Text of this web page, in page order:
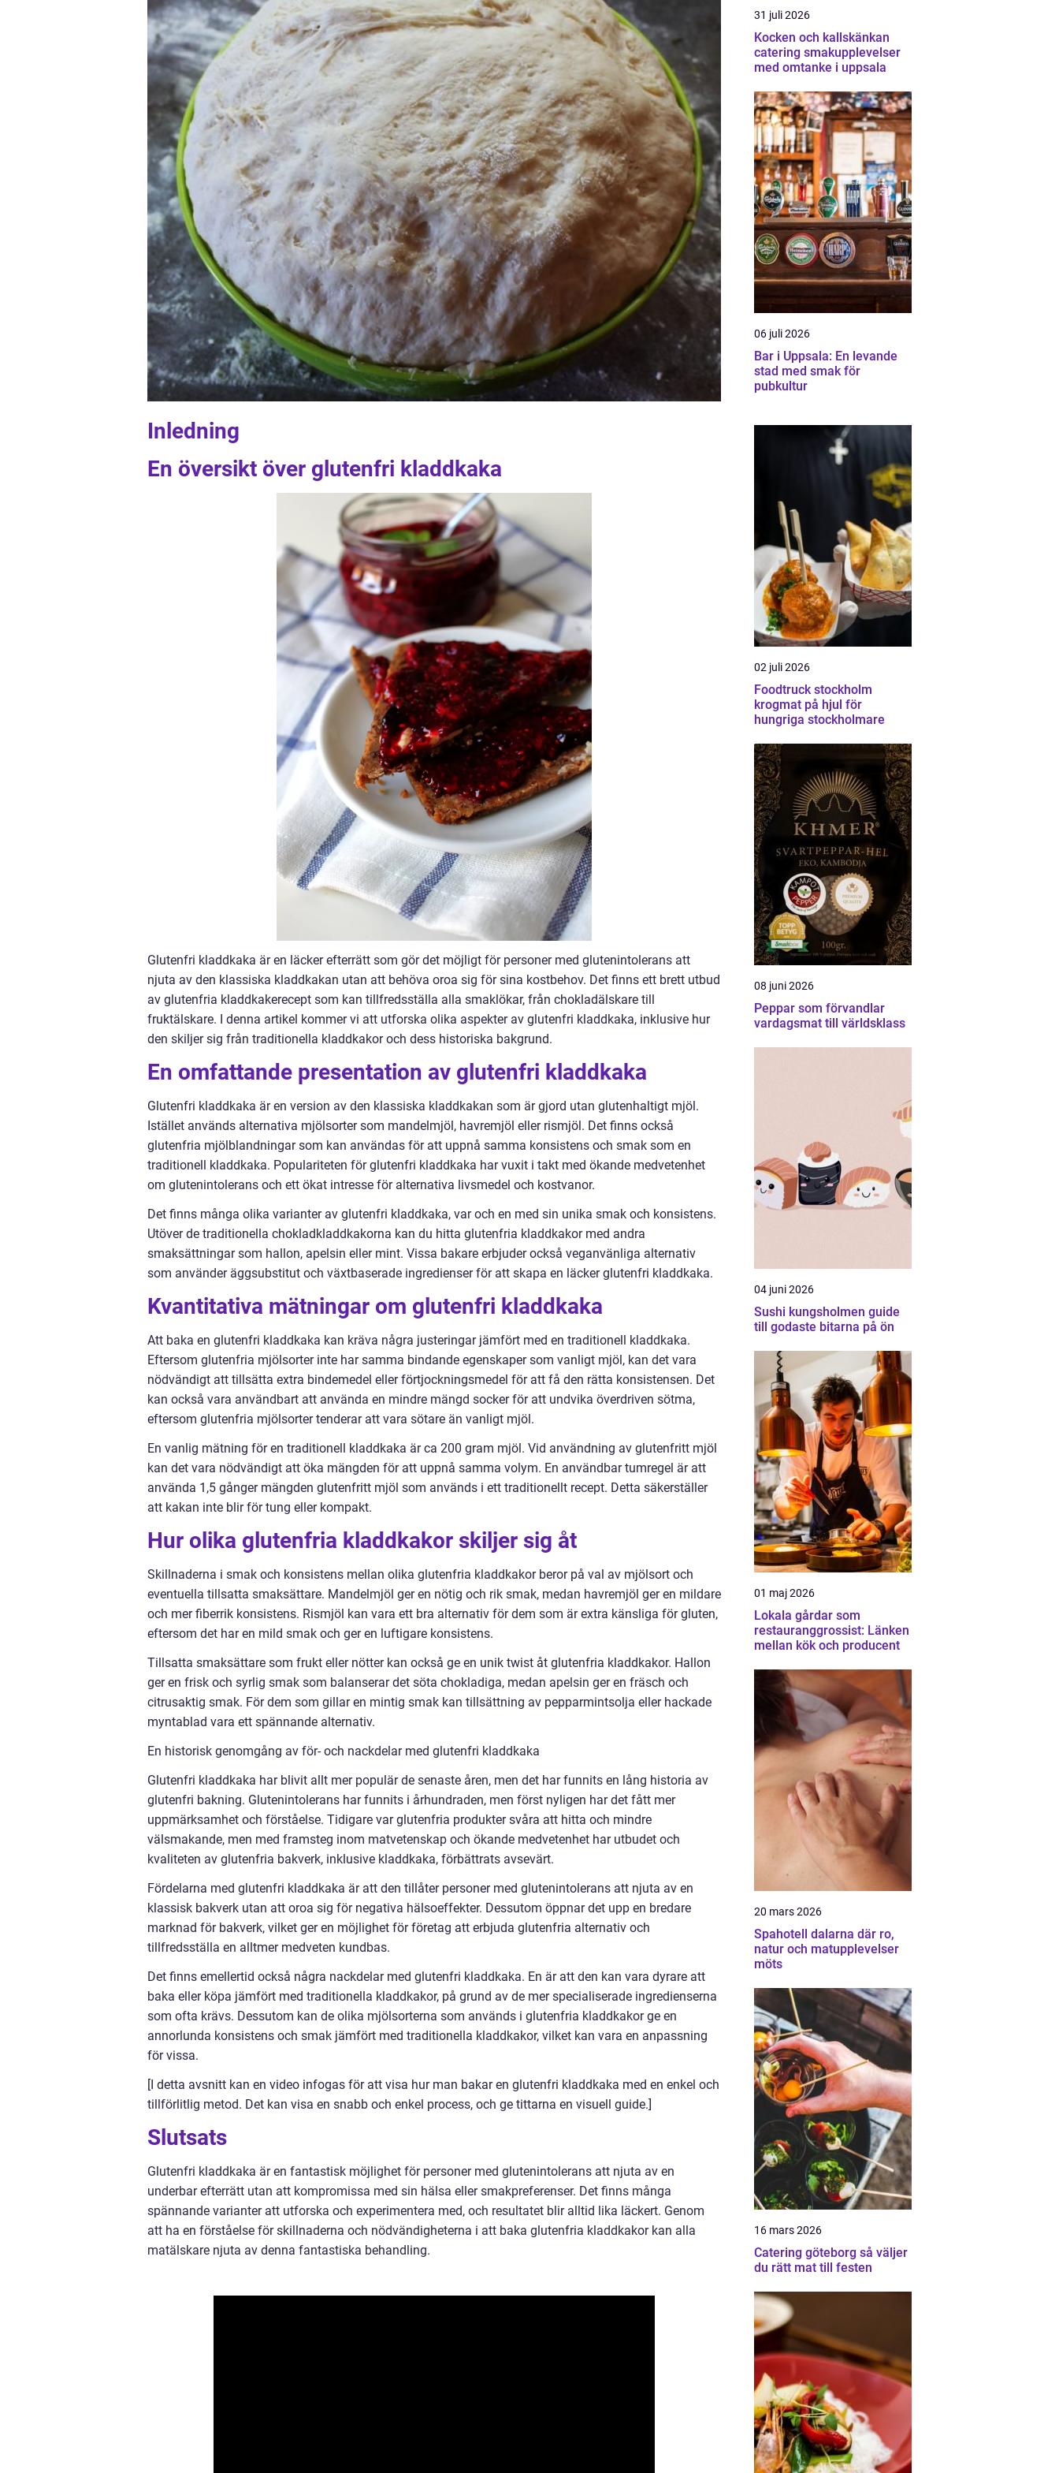
Inledning
En översikt över glutenfri kladdkaka
Glutenfri kladdkaka är en läcker efterrätt som gör det möjligt för personer med glutenintolerans att
njuta av den klassiska kladdkakan utan att behöva oroa sig för sina kostbehov. Det finns ett brett utbud
av glutenfria kladdkakerecept som kan tillfredsställa alla smaklökar, från chokladälskare till
fruktälskare. I denna artikel kommer vi att utforska olika aspekter av glutenfri kladdkaka, inklusive hur
den skiljer sig från traditionella kladdkakor och dess historiska bakgrund.
En omfattande presentation av glutenfri kladdkaka
Glutenfri kladdkaka är en version av den klassiska kladdkakan som är gjord utan glutenhaltigt mjöl.
Istället används alternativa mjölsorter som mandelmjöl, havremjöl eller rismjöl. Det finns också
glutenfria mjölblandningar som kan användas för att uppnå samma konsistens och smak som en
traditionell kladdkaka. Populariteten för glutenfri kladdkaka har vuxit i takt med ökande medvetenhet
om glutenintolerans och ett ökat intresse för alternativa livsmedel och kostvanor.
Det finns många olika varianter av glutenfri kladdkaka, var och en med sin unika smak och konsistens.
Utöver de traditionella chokladkladdkakorna kan du hitta glutenfria kladdkakor med andra
smaksättningar som hallon, apelsin eller mint. Vissa bakare erbjuder också veganvänliga alternativ
som använder äggsubstitut och växtbaserade ingredienser för att skapa en läcker glutenfri kladdkaka.
Kvantitativa mätningar om glutenfri kladdkaka
Att baka en glutenfri kladdkaka kan kräva några justeringar jämfört med en traditionell kladdkaka.
Eftersom glutenfria mjölsorter inte har samma bindande egenskaper som vanligt mjöl, kan det vara
nödvändigt att tillsätta extra bindemedel eller förtjockningsmedel för att få den rätta konsistensen. Det
kan också vara användbart att använda en mindre mängd socker för att undvika överdriven sötma,
eftersom glutenfria mjölsorter tenderar att vara sötare än vanligt mjöl.
En vanlig mätning för en traditionell kladdkaka är ca 200 gram mjöl. Vid användning av glutenfritt mjöl
kan det vara nödvändigt att öka mängden för att uppnå samma volym. En användbar tumregel är att
använda 1,5 gånger mängden glutenfritt mjöl som används i ett traditionellt recept. Detta säkerställer
att kakan inte blir för tung eller kompakt.
Hur olika glutenfria kladdkakor skiljer sig åt
Skillnaderna i smak och konsistens mellan olika glutenfria kladdkakor beror på val av mjölsort och
eventuella tillsatta smaksättare. Mandelmjöl ger en nötig och rik smak, medan havremjöl ger en mildare
och mer fiberrik konsistens. Rismjöl kan vara ett bra alternativ för dem som är extra känsliga för gluten,
eftersom det har en mild smak och ger en luftigare konsistens.
Tillsatta smaksättare som frukt eller nötter kan också ge en unik twist åt glutenfria kladdkakor. Hallon
ger en frisk och syrlig smak som balanserar det söta chokladiga, medan apelsin ger en fräsch och
citrusaktig smak. För dem som gillar en mintig smak kan tillsättning av pepparmintsolja eller hackade
myntablad vara ett spännande alternativ.
En historisk genomgång av för- och nackdelar med glutenfri kladdkaka
Glutenfri kladdkaka har blivit allt mer populär de senaste åren, men det har funnits en lång historia av
glutenfri bakning. Glutenintolerans har funnits i århundraden, men först nyligen har det fått mer
uppmärksamhet och förståelse. Tidigare var glutenfria produkter svåra att hitta och mindre
välsmakande, men med framsteg inom matvetenskap och ökande medvetenhet har utbudet och
kvaliteten av glutenfria bakverk, inklusive kladdkaka, förbättrats avsevärt.
Fördelarna med glutenfri kladdkaka är att den tillåter personer med glutenintolerans att njuta av en
klassisk bakverk utan att oroa sig för negativa hälsoeffekter. Dessutom öppnar det upp en bredare
marknad för bakverk, vilket ger en möjlighet för företag att erbjuda glutenfria alternativ och
tillfredsställa en alltmer medveten kundbas.
Det finns emellertid också några nackdelar med glutenfri kladdkaka. En är att den kan vara dyrare att
baka eller köpa jämfört med traditionella kladdkakor, på grund av de mer specialiserade ingredienserna
som ofta krävs. Dessutom kan de olika mjölsorterna som används i glutenfria kladdkakor ge en
annorlunda konsistens och smak jämfört med traditionella kladdkakor, vilket kan vara en anpassning
för vissa.
[I detta avsnitt kan en video infogas för att visa hur man bakar en glutenfri kladdkaka med en enkel och
tillförlitlig metod. Det kan visa en snabb och enkel process, och ge tittarna en visuell guide.]
Slutsats
Glutenfri kladdkaka är en fantastisk möjlighet för personer med glutenintolerans att njuta av en
underbar efterrätt utan att kompromissa med sin hälsa eller smakpreferenser. Det finns många
spännande varianter att utforska och experimentera med, och resultatet blir alltid lika läckert. Genom
att ha en förståelse för skillnaderna och nödvändigheterna i att baka glutenfria kladdkakor kan alla
matälskare njuta av denna fantastiska behandling.
31 juli 2026
Kocken och kallskänkan
catering smakupplevelser
med omtanke i uppsala
06 juli 2026
Bar i Uppsala: En levande
stad med smak för
pubkultur
02 juli 2026
Foodtruck stockholm
krogmat på hjul för
hungriga stockholmare
08 juni 2026
Peppar som förvandlar
vardagsmat till världsklass
04 juni 2026
Sushi kungsholmen guide
till godaste bitarna på ön
01 maj 2026
Lokala gårdar som
restauranggrossist: Länken
mellan kök och producent
20 mars 2026
Spahotell dalarna där ro,
natur och matupplevelser
möts
16 mars 2026
Catering göteborg så väljer
du rätt mat till festen